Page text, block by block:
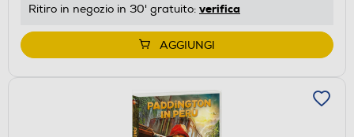
Ritiro in negozio in 30' gratuito: verifica
AGGIUNGI